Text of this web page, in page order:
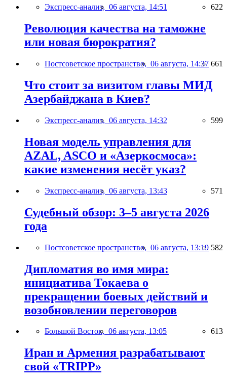
Экспресс-анализ, 06 августа, 14:51 622
Революция качества на таможне
или новая бюрократия?
Постсоветское пространство, 06 августа, 14:37 661
Что стоит за визитом главы МИД
Азербайджана в Киев?
Экспресс-анализ, 06 августа, 14:32 599
Новая модель управления для
AZAL, ASCO и «Азеркосмоса»:
какие изменения несёт указ?
Экспресс-анализ, 06 августа, 13:43 571
Судебный обзор: 3–5 августа 2026
года
Постсоветское пространство, 06 августа, 13:19 582
Дипломатия во имя мира:
инициатива Токаева о
прекращении боевых действий и
возобновлении переговоров
Большой Восток, 06 августа, 13:05 613
Иран и Армения разрабатывают
свой «TRIPP»